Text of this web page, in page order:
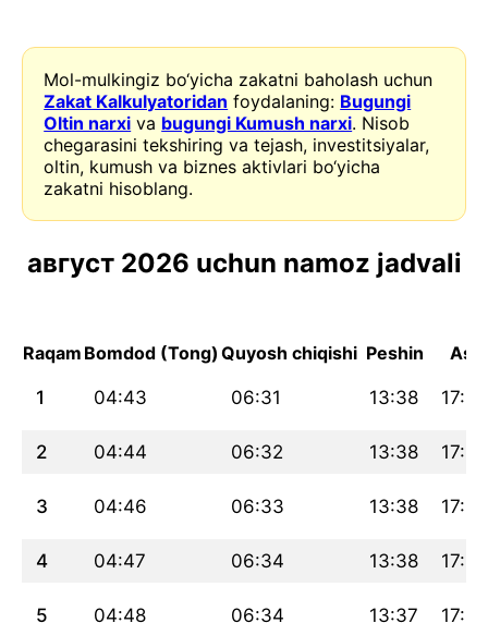
Mol-mulkingiz bo‘yicha zakatni baholash uchun
Zakat Kalkulyatoridan foydalaning: Bugungi
Oltin narxi va bugungi Kumush narxi. Nisob
chegarasini tekshiring va tejash, investitsiyalar,
oltin, kumush va biznes aktivlari bo‘yicha
zakatni hisoblang.
август 2026 uchun namoz jadvali
Raqam Bomdod (Tong) Quyosh chiqishi Peshin Asr
1 04:43 06:31 13:38 17:31
2 04:44 06:32 13:38 17:31
3 04:46 06:33 13:38 17:30
4 04:47 06:34 13:38 17:30
5 04:48 06:34 13:37 17:30